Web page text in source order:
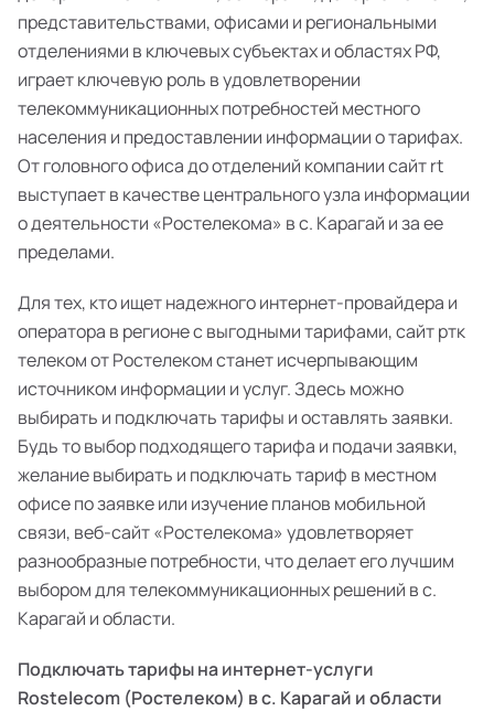
представительствами, офисами и региональными
отделениями в ключевых субъектах и областях РФ,
играет ключевую роль в удовлетворении
телекоммуникационных потребностей местного
населения и предоставлении информации о тарифах.
От головного офиса до отделений компании сайт rt
выступает в качестве центрального узла информации
о деятельности «Ростелекома» в с. Карагай и за ее
пределами.
Для тех, кто ищет надежного интернет-провайдера и
оператора в регионе с выгодными тарифами, сайт ртк
телеком от Ростелеком станет исчерпывающим
источником информации и услуг. Здесь можно
выбирать и подключать тарифы и оставлять заявки.
Будь то выбор подходящего тарифа и подачи заявки,
желание выбирать и подключать тариф в местном
офисе по заявке или изучение планов мобильной
связи, веб-сайт «Ростелекома» удовлетворяет
разнообразные потребности, что делает его лучшим
выбором для телекоммуникационных решений в с.
Карагай и области.
Подключать тарифы на интернет-услуги
Rostelecom (Ростелеком) в с. Карагай и области